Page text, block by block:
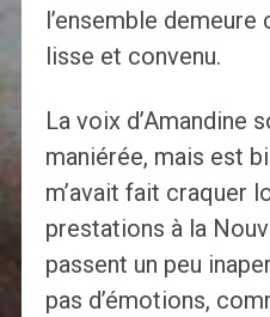
l’ensemble demeure
lisse et convenu.
La voix d’Amandine
maniérée, mais est
m’avait fait craquer
prestations à la
passent un peu
pas d’émotions,